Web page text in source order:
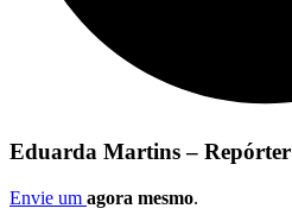
Eduarda Martins – Repórter
Envie um agora mesmo.